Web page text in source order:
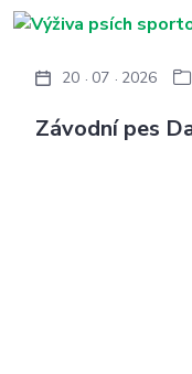
Závodní pes
20 07 2026